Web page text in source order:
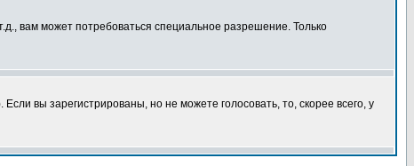
вам может потребоваться специальное разрешение. Только
вы зарегистрированы, но не можете голосовать, то, скорее всего, у